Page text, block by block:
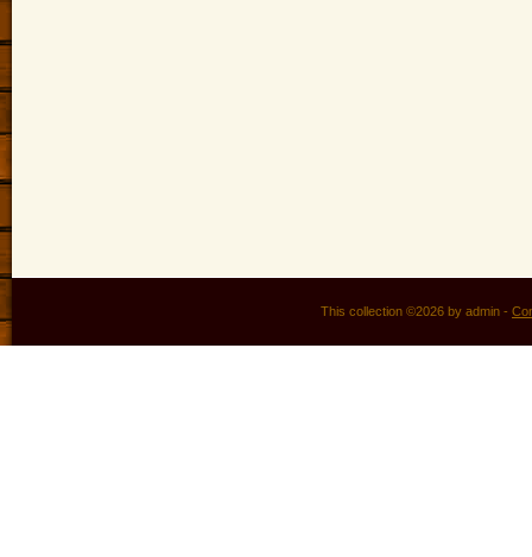
This collection ©2026 by admin -